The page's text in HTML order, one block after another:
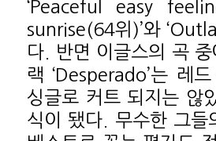
‘Peaceful easy
sunrise(64위)’와
다. 반면 이글스의 곡
랙 ‘Desperado’는 레
싱글로 커트 되지는 않
식이 됐다. 무수한 그